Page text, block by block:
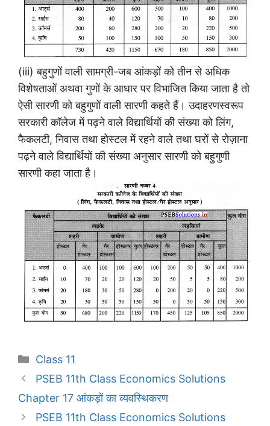
(iii) बहुगुणों वाली सामग्री-जब आंकड़ों को तीन से अधिक
विशेषताओं अथवा गुणों के आधार पर विभाजित किया जाता है तो
ऐसी सारणी को बहुगुणों वाली सारणी कहते हैं। उदाहरणस्वरूप
सरकारी कॉलेज में पढ़ने वाले विद्यार्थियों की संख्या को लिंग,
फैकलटी, निवास तथा होस्टल में रहने वाले तथा घरों से रोज़ाना
पढ़ने वाले विद्यार्थियों की संख्या अनुसार सारणी को बहुगुणी
सारणी कहा जाता है।
Categories
Class 11
PSEB 11th Class Economics Solutions
Chapter 17 आंकड़ों का व्यवस्थिकरण
PSEB 11th Class Economics Solutions